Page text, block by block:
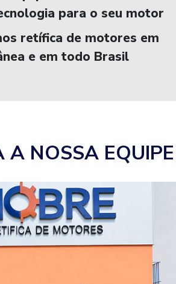
para o seu motor
retífica de motores em
e em todo Brasil
A NOSSA EQUIPE